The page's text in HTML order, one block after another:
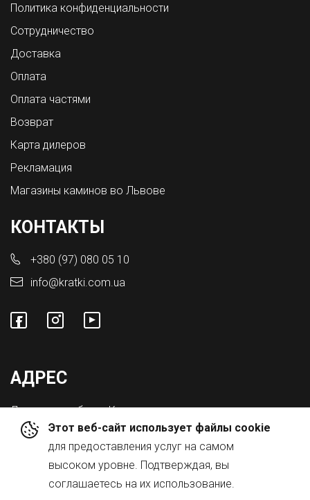
Этот веб-сайт использует файлы cookie
для предоставления услуг на самом
высоком уровне. Подтверждая, вы
соглашаетесь на их использование.
Политика конфиденциальности
Сотрудничество
Доставка
Оплата
Оплата частями
Возврат
Карта дилеров
Рекламация
Магазины каминов во Львове
КОНТАКТЫ
+380 (97) 080 05 10
info@kratki.com.ua
АДРЕС
Львовская обл., с. Конопниця,
ул. Городоцкая 8а